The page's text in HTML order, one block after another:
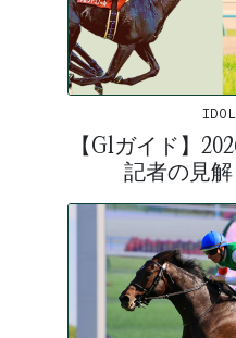
【G1ガイド】
記者の見